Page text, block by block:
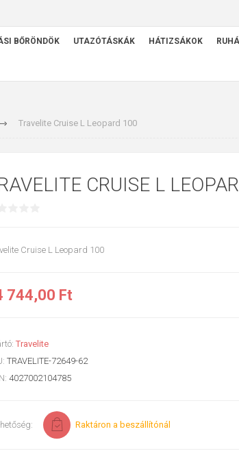
BŐRÖNDÖK UTAZÓTÁSKÁK HÁTIZSÁKOK
Travelite Cruise L Leopard 100
CRUISE L
Cruise L Leopard 100
744,00 Ft
Travelite
TRAVELITE-72649-62
4027002104785
Raktáron a beszállítónál